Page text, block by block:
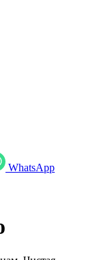
WhatsApp